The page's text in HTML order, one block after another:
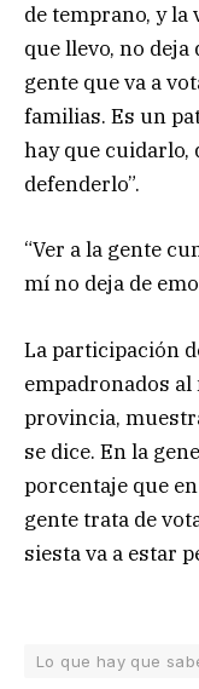
de temprano, y la
que llevo, no
gente que va a
familias. Es un
hay que cuidarlo,
defenderlo”.
“Ver a la gente
mí no deja de
La participación
empadronados al
provincia,
se dice. En la
porcentaje que
gente trata de
siesta va a estar
Lo que hay que